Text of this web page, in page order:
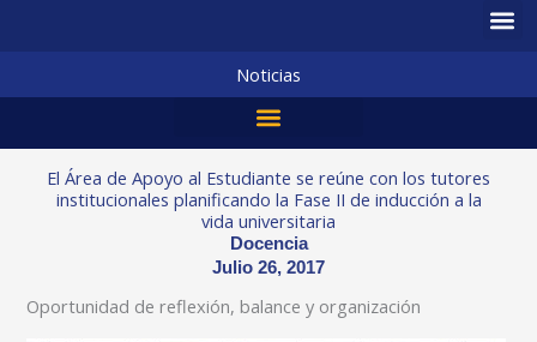
Noticias
El Área de Apoyo al Estudiante se reúne con los tutores
institucionales planificando la Fase II de inducción a la
vida universitaria
Docencia
Julio 26, 2017
Oportunidad de reflexión, balance y organización